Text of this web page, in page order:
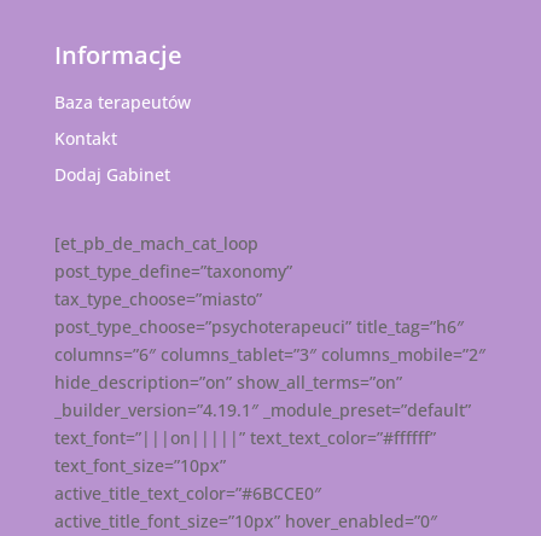
Informacje
Baza terapeutów
Kontakt
Dodaj Gabinet
[et_pb_de_mach_cat_loop
post_type_define=”taxonomy”
tax_type_choose=”miasto”
post_type_choose=”psychoterapeuci” title_tag=”h6″
columns=”6″ columns_tablet=”3″ columns_mobile=”2″
hide_description=”on” show_all_terms=”on”
_builder_version=”4.19.1″ _module_preset=”default”
text_font=”|||on|||||” text_text_color=”#ffffff”
text_font_size=”10px”
active_title_text_color=”#6BCCE0″
active_title_font_size=”10px” hover_enabled=”0″